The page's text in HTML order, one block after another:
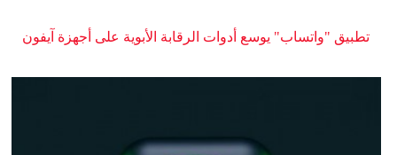
تطبيق "واتساب" يوسع أدوات الرقابة الأبوية على أجهزة آيفون